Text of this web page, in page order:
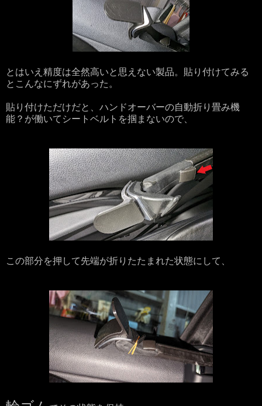
とはいえ精度は全然高いと思えない製品。貼り付けてみる
とこんなにずれがあった。
貼り付けただけだと、ハンドオーバーの自動折り畳み機
能？が働いてシートベルトを掴まないので、
この部分を押して先端が折りたたまれた状態にして、